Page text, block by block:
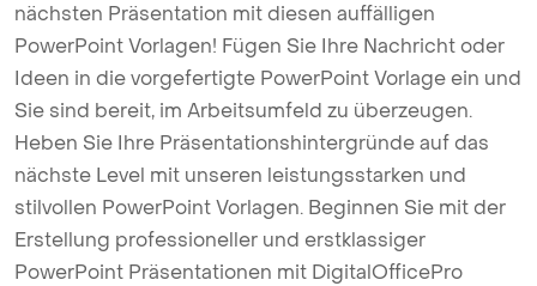
nächsten Präsentation mit diesen auffälligen
PowerPoint Vorlagen! Fügen Sie Ihre Nachricht oder
Ideen in die vorgefertigte PowerPoint Vorlage ein und
Sie sind bereit, im Arbeitsumfeld zu überzeugen.
Heben Sie Ihre Präsentationshintergründe auf das
nächste Level mit unseren leistungsstarken und
stilvollen PowerPoint Vorlagen. Beginnen Sie mit der
Erstellung professioneller und erstklassiger
PowerPoint Präsentationen mit DigitalOfficePro